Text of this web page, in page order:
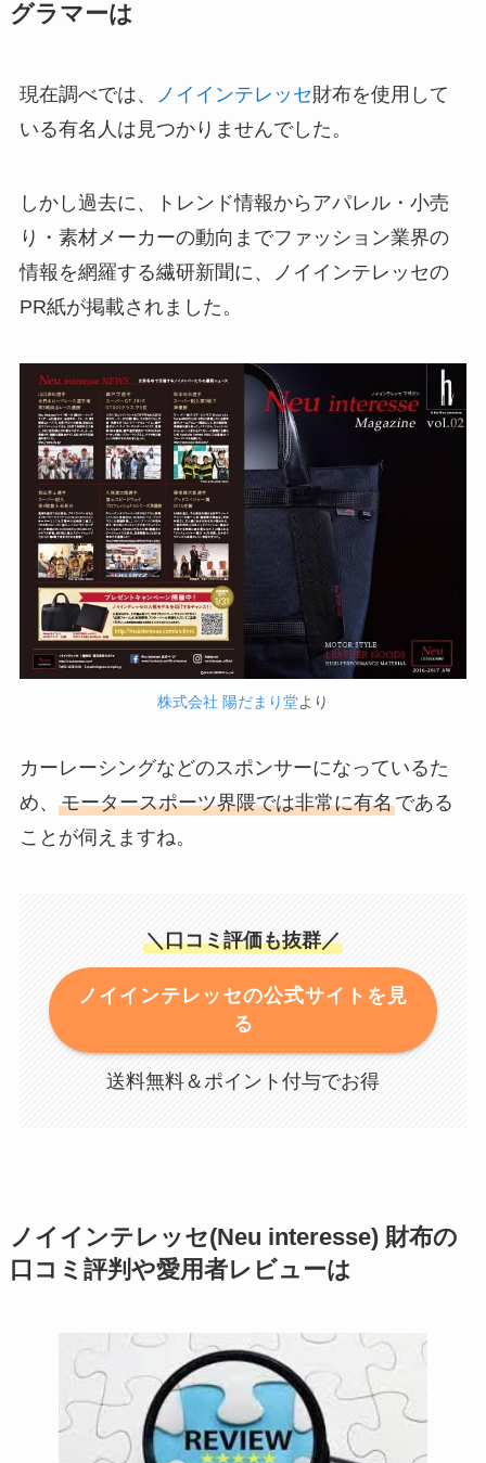
グラマーは
現在調べでは、 ノイインテレッセ財布を使用して
いる有名人は見つかりませんでした。
しかし過去に、トレンド情報からアパレル・小売
り・素材メーカーの動向までファッション業界の
情報を網羅する繊研新聞に、ノイインテレッセの
PR紙が掲載されました。
株式会社 陽だまり堂より
カーレーシングなどのスポンサーになっているた
め、 モータースポーツ界隈では非常に有名である
ことが伺えますね。
＼口コミ評価も抜群／
ノイインテレッセの公式サイトを見
る
送料無料＆ポイント付与でお得
ノイインテレッセ(Neu interesse) 財布の
口コミ評判や愛用者レビューは